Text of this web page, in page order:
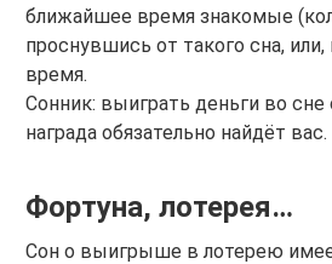
ближайшее время знакомые
проснувшись от такого сна,
время.
Сонник: выиграть деньги во
награда обязательно найдёт вас.
Фортуна, лотерея…
Сон о выигрыше в лотерею